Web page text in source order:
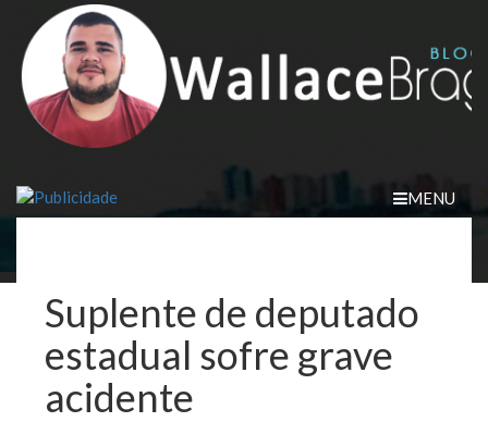
content
MENU
Suplente de deputado
estadual sofre grave
acidente